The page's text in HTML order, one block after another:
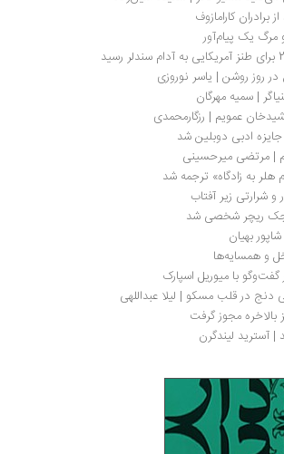
کارامازوف
یک پیام‌آور
روز روشن | یاسر نوروزی
| سمیه مهرگان
عمویم | رزگارمحمدی
ادبی دوبلین شد
تم | مرتضی میرحسینی
هلر به زادگاه» ترجمه شد
شرارتی زیر آفتاب
جک ریچر شخصی شد
بهیان
و همسایه‌ها
گفت‌وگو با میوریل اسپارک
دنج در قلب مسکو | لیلا عبداللهی
بالاخره مجوز گرفت
آسترید لیندگرن